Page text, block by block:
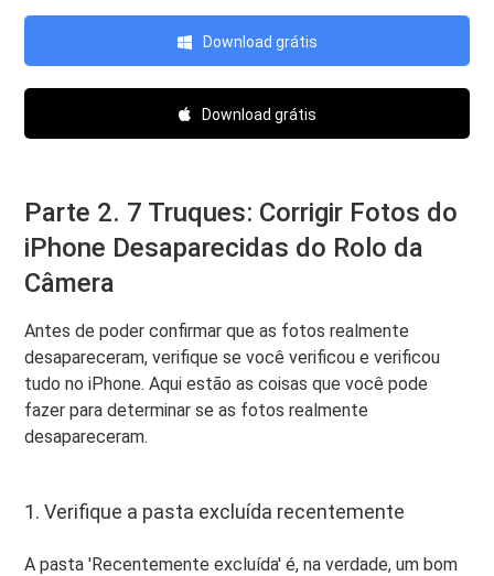
Download grátis
Download grátis
Parte 2. 7 Truques: Corrigir Fotos do
iPhone Desaparecidas do Rolo da
Câmera
Antes de poder confirmar que as fotos realmente
desapareceram, verifique se você verificou e verificou
tudo no iPhone. Aqui estão as coisas que você pode
fazer para determinar se as fotos realmente
desapareceram.
1. Verifique a pasta excluída recentemente
A pasta 'Recentemente excluída' é, na verdade, um bom